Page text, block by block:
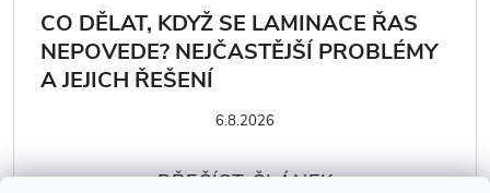
CO DĚLAT, KDYŽ SE LAMINACE ŘAS
NEPOVEDE? NEJČASTĚJŠÍ PROBLÉMY
A JEJICH ŘEŠENÍ
6.8.2026